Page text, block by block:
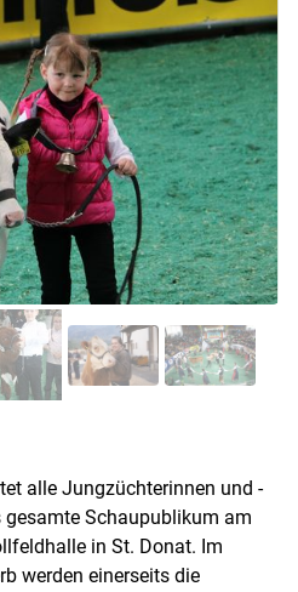
alle Jungzüchterinnen und -
Schaupublikum am
in St. Donat. Im
werden einerseits die